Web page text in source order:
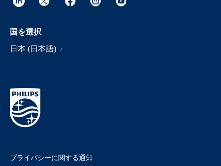
国を選択
日本 (日本語)
プライバシーに関する通知